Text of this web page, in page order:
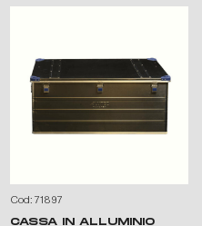
Cod: 71897
CASSA IN ALLUMINIO